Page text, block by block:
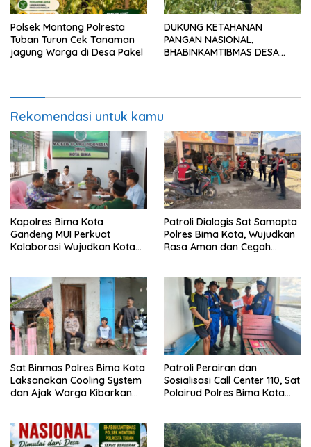
Polsek Montong Polresta
Tuban Turun Cek Tanaman
jagung Warga di Desa Pakel
DUKUNG KETAHANAN
PANGAN NASIONAL,
BHABINKAMTIBMAS DESA
JAGUNG DI DESA PACING KEC.
Rekomendasi untuk kamu
Kapolres Bima Kota
Gandeng MUI Perkuat
Kolaborasi Wujudkan Kota
Patroli Dialogis Sat Samapta
Polres Bima Kota, Wujudkan
Rasa Aman dan Cegah
Sat Binmas Polres Bima Kota
Laksanakan Cooling System
dan Ajak Warga Kibarkan
Patroli Perairan dan
Sosialisasi Call Center 110, Sat
Polairud Polres Bima Kota